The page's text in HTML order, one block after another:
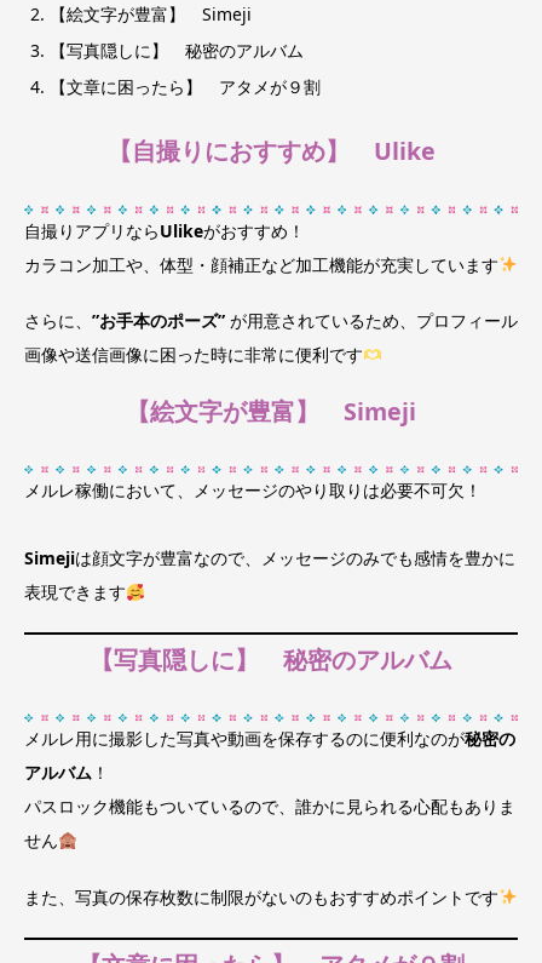
【絵文字が豊富】 Simeji
【写真隠しに】 秘密のアルバム
【文章に困ったら】 アタメが９割
【自撮りにおすすめ】 Ulike
自撮りアプリならUlikeがおすすめ！
カラコン加工や、体型・顔補正など加工機能が充実しています
さらに、 ”お手本のポーズ” が用意されているため、プロフィール
画像や送信画像に困った時に非常に便利です
【絵文字が豊富】 Simeji
メルレ稼働において、メッセージのやり取りは必要不可欠！
Simejiは顔文字が豊富なので、メッセージのみでも感情を豊かに
表現できます
【写真隠しに】 秘密のアルバム
メルレ用に撮影した写真や動画を保存するのに便利なのが秘密の
アルバム ！
パスロック機能もついているので、誰かに見られる心配もありま
せん
また、写真の保存枚数に制限がないのもおすすめポイントです